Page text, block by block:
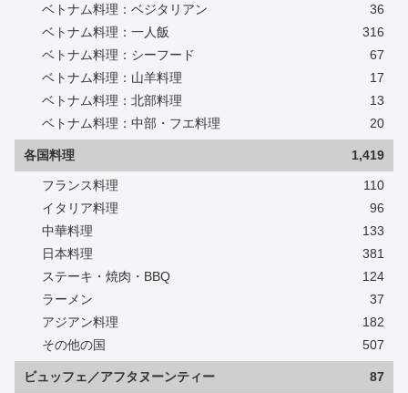
ベトナム料理：ベジタリアン
36
ベトナム料理：一人飯
316
ベトナム料理：シーフード
67
ベトナム料理：山羊料理
17
ベトナム料理：北部料理
13
ベトナム料理：中部・フエ料理
20
各国料理 1,419
フランス料理
110
イタリア料理
96
中華料理
133
日本料理
381
ステーキ・焼肉・BBQ
124
ラーメン
37
アジアン料理
182
その他の国
507
ビュッフェ／アフタヌーンティー 87